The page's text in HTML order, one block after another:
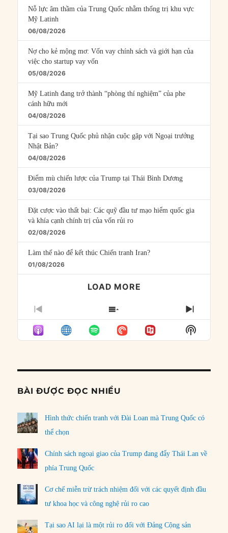
Nỗ lực âm thầm của Trung Quốc nhằm thống trị khu vực
Mỹ Latinh
06/08/2026
Nợ cho kẻ mộng mơ: Vốn vay chính sách và giới hạn của
việc cho startup vay vốn
05/08/2026
Mỹ Latinh đang trở thành “phòng thí nghiệm” của phe
cánh hữu mới
04/08/2026
Tại sao Trung Quốc phủ nhận cuộc gặp với Ngoại trưởng
Nhật Bản?
04/08/2026
Điểm mù chiến lược của Trump tại Thái Bình Dương
03/08/2026
Đặt cược vào thất bại: Các quỹ đầu tư mạo hiểm quốc gia
và khía cạnh chính trị của vốn rủi ro
02/08/2026
Làm thế nào để kết thúc Chiến tranh Iran?
01/08/2026
LOAD MORE
PREVIOUS
EPISODE
SHOW
EPISODES
LIST
NEXT
Show
Podcast
BÀI ĐƯỢC ĐỌC NHIỀU
Hình thức chiến tranh với Đài Loan mà Trung Quốc có
thể chọn
Chính sách ngoại giao của Trump đang đẩy Thái Lan về
phía Trung Quốc
Cơ chế miễn trừ trách nhiệm đối với các quyết định đầu
tư khoa học và công nghệ rủi ro cao
Tại sao AI lại là một rủi ro đối với Đảng Cộng sản